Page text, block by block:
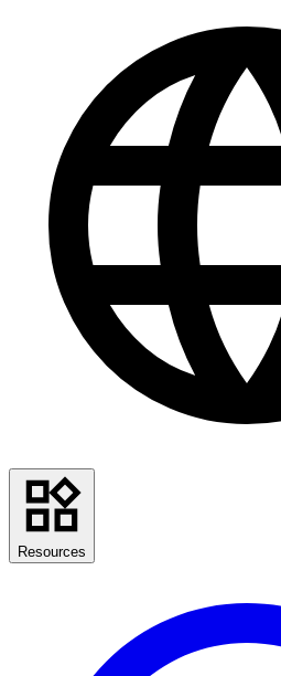
Resources